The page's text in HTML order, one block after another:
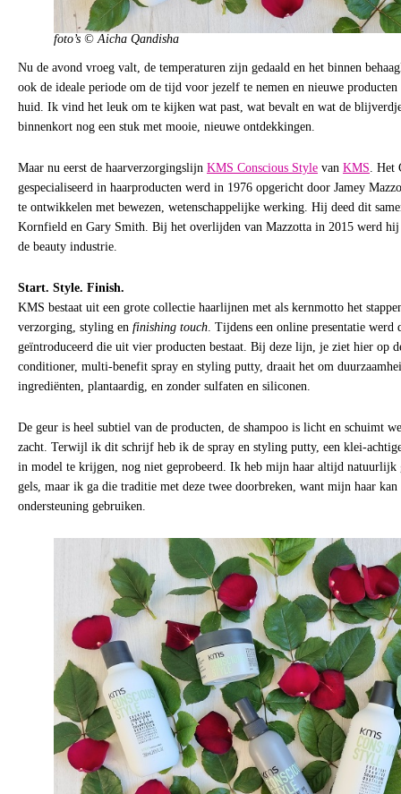
foto’s © Aicha Qandisha
Nu de avond vroeg valt, de temperaturen zijn gedaald en het binnen
ook de ideale periode om de tijd voor jezelf te nemen en nieuwe
huid. Ik vind het leuk om te kijken wat past, wat bevalt en wat de
binnenkort nog een stuk met mooie, nieuwe ontdekkingen.
Maar nu eerst de haarverzorgingslijn KMS Conscious Style van KMS .
gespecialiseerd in haarproducten werd in 1976 opgericht door Jamey
te ontwikkelen met bewezen, wetenschappelijke werking. Hij deed dit
Kornfield en Gary Smith. Bij het overlijden van Mazzotta in 2015 werd hij
de beauty industrie.
Start. Style. Finish.
KMS bestaat uit een grote collectie haarlijnen met als kernmotto het
verzorging, styling en finishing touch . Tijdens een online presentatie werd
geïntroduceerd die uit vier producten bestaat. Bij deze lijn, je ziet hier op
conditioner, multi-benefit spray en styling putty, draait het om
ingrediënten, plantaardig, en zonder sulfaten en siliconen.
De geur is heel subtiel van de producten, de shampoo is licht en schuimt
zacht. Terwijl ik dit schrijf heb ik de spray en styling putty, een klei-
in model te krijgen, nog niet geprobeerd. Ik heb mijn haar altijd natuurlijk
gels, maar ik ga die traditie met deze twee doorbreken, want mijn haar
ondersteuning gebruiken.